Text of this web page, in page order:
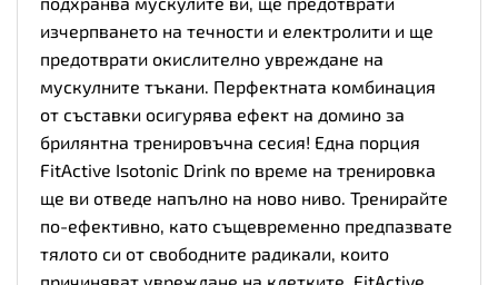
изчерпването на течности и електролити и ще
предотврати окислително увреждане на
мускулните тъкани. Перфектната комбинация
от съставки осигурява ефект на домино за
брилянтна тренировъчна сесия! Една порция
FitActive Isotonic Drink по време на тренировка
ще ви отведе напълно на ново ниво. Тренирайте
по-ефективно, като същевременно предпазвате
тялото си от свободните радикали, които
причиняват увреждане на клетките. FitActive